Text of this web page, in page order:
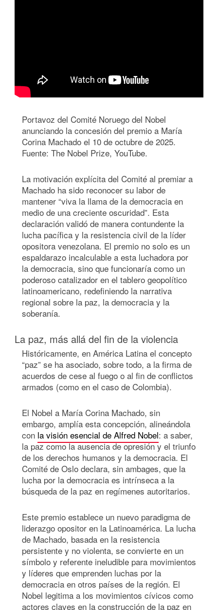
Portavoz del Comité Noruego del Nobel
anunciando la concesión del premio a María
Corina Machado el 10 de octubre de 2025.
Fuente: The Nobel Prize, YouTube.
La motivación explícita del Comité al premiar a
Machado ha sido reconocer su labor de
mantener “viva la llama de la democracia en
medio de una creciente oscuridad”. Esta
declaración validó de manera contundente la
lucha pacífica y la resistencia civil de la líder
opositora venezolana. El premio no solo es un
espaldarazo incalculable a esta luchadora por
la democracia, sino que funcionaría como un
poderoso catalizador en el tablero geopolítico
latinoamericano, redefiniendo la narrativa
regional sobre la paz, la democracia y la
soberanía.
La paz, más allá del fin de la violencia
Históricamente, en América Latina el concepto
“paz” se ha asociado, sobre todo, a la firma de
acuerdos de cese al fuego o al fin de conflictos
armados (como en el caso de Colombia).
El Nobel a María Corina Machado, sin
embargo, amplía esta concepción, alineándola
con la visión esencial de Alfred Nobel: a saber,
la paz como la ausencia de opresión y el triunfo
de los derechos humanos y la democracia. El
Comité de Oslo declara, sin ambages, que la
lucha por la democracia es intrínseca a la
búsqueda de la paz en regímenes autoritarios.
Este premio establece un nuevo paradigma de
liderazgo opositor en la Latinoamérica. La lucha
de Machado, basada en la resistencia
persistente y no violenta, se convierte en un
símbolo y referente ineludible para movimientos
y líderes que emprenden luchas por la
democracia en otros países de la región. El
Nobel legitima a los movimientos cívicos como
actores claves en la construcción de la paz en